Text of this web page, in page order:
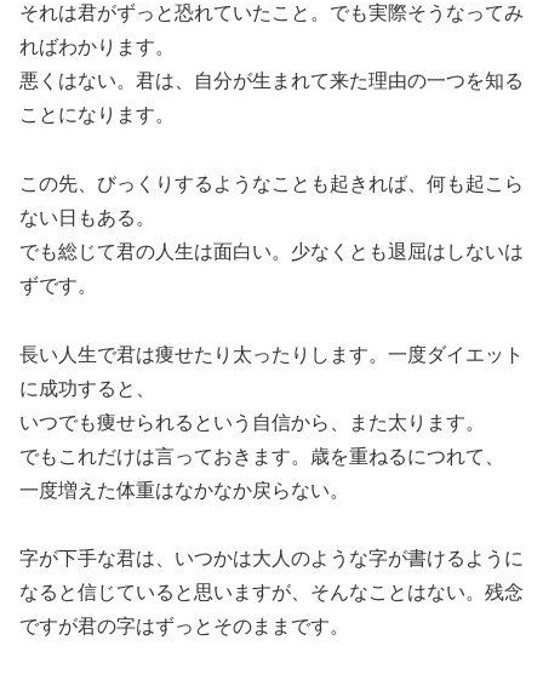
それは君がずっと恐れていたこと。でも実際そうなってみ
ればわかります。
悪くはない。君は、自分が生まれて来た理由の一つを知る
ことになります。
この先、びっくりするようなことも起きれば、何も起こら
ない日もある。
でも総じて君の人生は面白い。少なくとも退屈はしないは
ずです。
長い人生で君は痩せたり太ったりします。一度ダイエット
に成功すると、
いつでも痩せられるという自信から、また太ります。
でもこれだけは言っておきます。歳を重ねるにつれて、
一度増えた体重はなかなか戻らない。
字が下手な君は、いつかは大人のような字が書けるように
なると信じていると思いますが、そんなことはない。残念
ですが君の字はずっとそのままです。